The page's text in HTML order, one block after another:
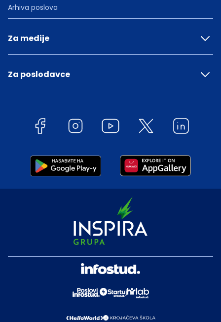
Arhiva poslova
Za medije
Za poslodavce